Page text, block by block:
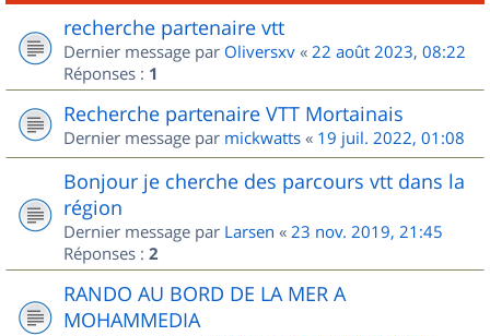
recherche partenaire vtt
Dernier message par Oliversxv « 22 août 2023, 08:22
Réponses : 1
Recherche partenaire VTT Mortainais
Dernier message par mickwatts « 19 juil. 2022, 01:08
Bonjour je cherche des parcours vtt dans la
région
Dernier message par Larsen « 23 nov. 2019, 21:45
Réponses : 2
RANDO AU BORD DE LA MER A
MOHAMMEDIA